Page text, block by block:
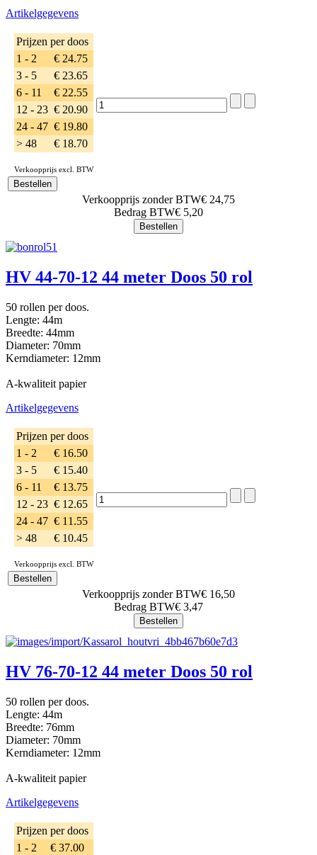
Artikelgegevens
Prijzen per doos
1 - 2
€ 24.75
3 - 5
€ 23.65
6 - 11
€ 22.55
12 - 23 € 20.90
24 - 47 € 19.80
> 48
€ 18.70
Verkoopprijs excl. BTW
Verkoopprijs zonder BTW€ 24,75
Bedrag BTW€ 5,20
HV 44-70-12 44 meter Doos 50 rol
50 rollen per doos.
Lengte: 44m
Breedte: 44mm
Diameter: 70mm
Kerndiameter: 12mm
A-kwaliteit papier
Artikelgegevens
Prijzen per doos
1 - 2
€ 16.50
3 - 5
€ 15.40
6 - 11
€ 13.75
12 - 23 € 12.65
24 - 47 € 11.55
> 48
€ 10.45
Verkoopprijs excl. BTW
Verkoopprijs zonder BTW€ 16,50
Bedrag BTW€ 3,47
HV 76-70-12 44 meter Doos 50 rol
50 rollen per doos.
Lengte: 44m
Breedte: 76mm
Diameter: 70mm
Kerndiameter: 12mm
A-kwaliteit papier
Artikelgegevens
Prijzen per doos
1 - 2
€ 37.00